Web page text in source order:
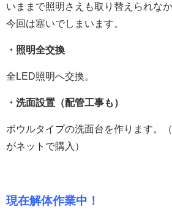
いままで照明さえも取り替えられな
今回は塞いでしまいます。
・照明全交換
全LED照明へ交換。
・洗面設置（配管工事も）
ボウルタイプの洗面台を作ります。
がネットで購入）
現在解体作業中！